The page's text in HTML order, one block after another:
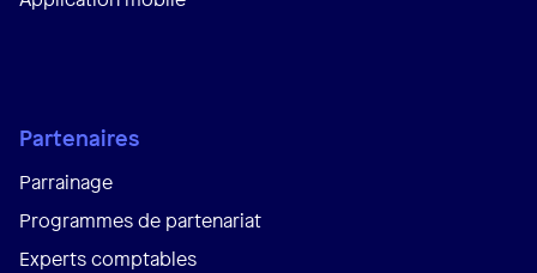
Partenaires
Parrainage
Programmes de partenariat
Experts comptables